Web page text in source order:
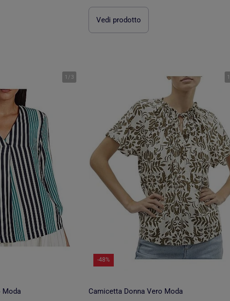
Vedi prodotto
1 / 3
Moda
1
-48%
Camicetta Donna Vero Moda